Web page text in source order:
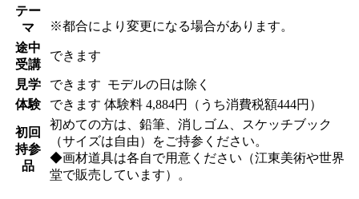
テー
マ
※都合により変更になる場合があります。
途中
受講
できます
見学 できます モデルの日は除く
体験
できます 体験料 4,884円（うち消費税額444円）
初回
持参
品
初めての方は、鉛筆、消しゴム、スケッチブック
（サイズは自由）をご持参ください。
◆画材道具は各自で用意ください（江東美術や世界
堂で販売しています）。